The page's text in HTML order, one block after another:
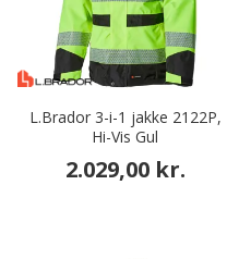
L.Brador 3-i-1 jakke 2122P,
Hi-Vis Gul
2.029,00 kr.